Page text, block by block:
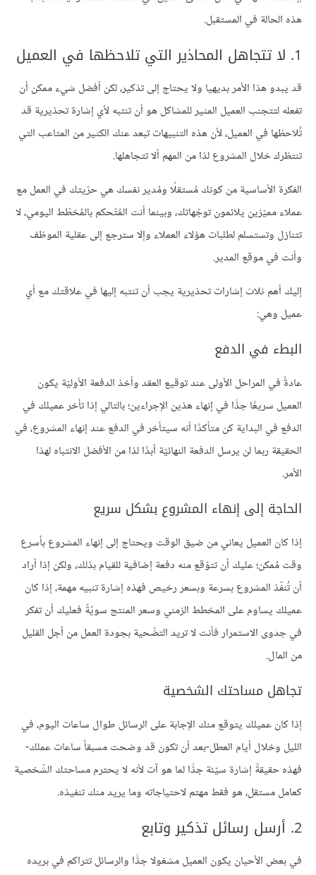
هذه الحالة في المستقبل.
1. لا تتجاهل المحاذير التي تلاحظها في العميل
قد يبدو هذا الأمر بديهيا ولا يحتاج إلى تذكير، لكن أفضل شيء ممكن أن
تفعله لتتجنب العميل المثير للمشاكل هو أن تنتبه لأي إشارة تحذيرية قد
تُلاحظها في العميل، لأن هذه التنبيهات تبعد عنك الكثير من المتاعب التي
تنتظرك خلال المشروع لذا من المهم ألا تتجاهلها.
الفكرة الأساسية من كونك مُستقلّا ومُدير نفسك هي حرّيتك في العمل مع
عملاء مميّزين يلائمون توجّهاتك، وبينما أنت المُتّحكم بالمُخطّط اليومي، لا
تتنازل وتستسلم لطلبات هؤلاء العملاء وإلا سترجع إلى عقلية الموظف
وأنت في موقع المدير.
إليك أهم ثلاث إشارات تحذيرية يجب أن تنتبه إليها في علاقتك مع أي
عميل وهي:
البطء في الدفع
عادةً في المراحل الأولى عند توقيع العقد وأخذ الدفعة الأوليّة يكون
العميل سريعًا جدًّا في إنهاء هذين الإجراءين؛ بالتالي إذا تأخر عميلك في
الدفع في البداية كن متأكدًا أنه سيتأخر في الدفع عند إنهاء المشروع، في
الحقيقة ربما لن يرسل الدفعة النهائيّة أبدًا لذا من الأفضل الانتباه لهذا
الأمر.
الحاجة إلى إنهاء المشروع بشكل سريع
إذا كان العميل يعاني من ضيق الوقت ويحتاج إلى إنهاء المشروع بأسرع
وقت مُمكن؛ عليك أن تتوّقع منه دفعة إضافية للقيام بذلك، ولكن إذا أراد
أن تُنفّذ المشروع بسرعة وبسعر رخيص فهذه إشارة تنبيه مهمة، إذا كان
عميلك يساوم على المخطط الزمني وسعر المنتج سويّةً فعليك أن تفكر
في جدوى الاستمرار فأنت لا تريد التضّحية بجودة العمل من أجل القليل
من المال.
تجاهل مساحتك الشخصية
إذا كان عميلك يتوقع منك الإجابة على الرسائل طوال ساعات اليوم، في
الليل وخلال أيام العطل-بعد أن تكون قد وضحت مسبقاً ساعات عملك-
فهذه حقيقةً إشارة سيّئة جدًّا لما هو آت لأنه لا يحترم مساحتك الشّخصية
كعامل مستقل، هو فقط مهتم لاحتياجاته وما يريد منك تنفيذه.
2. أرسل رسائل تذكير وتابع
في بعض الأحيان يكون العميل مشغولا جدًّا والرسائل تتراكم في بريده